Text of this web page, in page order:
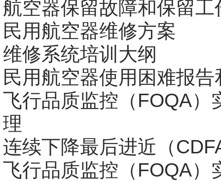
航空器保留故障和保留工
民用航空器维修方案
维修系统培训大纲
民用航空器使用困难报告
飞行品质监控（FOQA）
理
连续下降最后进近（
飞行品质监控（FOQA）